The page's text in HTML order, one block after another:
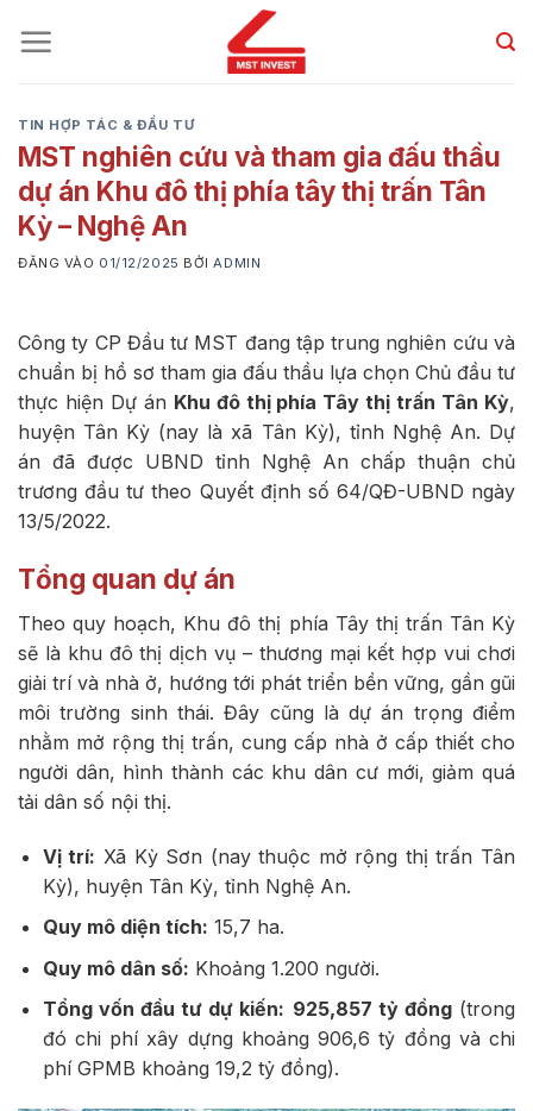
qua
TIN HỢP TÁC & ĐẦU TƯ
MST nghiên cứu và tham gia đấu thầu
dự án Khu đô thị phía tây thị trấn Tân
Kỳ – Nghệ An
ĐĂNG VÀO 01/12/2025 BỞIADMIN
Công ty CP Đầu tư MST đang tập trung nghiên cứu và
chuẩn bị hồ sơ tham gia đấu thầu lựa chọn Chủ đầu tư
thực hiện Dự án Khu đô thị phía Tây thị trấn Tân Kỳ,
huyện Tân Kỳ (nay là xã Tân Kỳ), tỉnh Nghệ An. Dự
án đã được UBND tỉnh Nghệ An chấp thuận chủ
trương đầu tư theo Quyết định số 64/QĐ-UBND ngày
13/5/2022.
Tổng quan dự án
Theo quy hoạch, Khu đô thị phía Tây thị trấn Tân Kỳ
sẽ là khu đô thị dịch vụ – thương mại kết hợp vui chơi
giải trí và nhà ở, hướng tới phát triển bền vững, gần gũi
môi trường sinh thái. Đây cũng là dự án trọng điểm
nhằm mở rộng thị trấn, cung cấp nhà ở cấp thiết cho
người dân, hình thành các khu dân cư mới, giảm quá
tải dân số nội thị.
Vị trí: Xã Kỳ Sơn (nay thuộc mở rộng thị trấn Tân
Kỳ), huyện Tân Kỳ, tỉnh Nghệ An.
Quy mô diện tích: 15,7 ha.
Quy mô dân số: Khoảng 1.200 người.
Tổng vốn đầu tư dự kiến: 925,857 tỷ đồng(trong
đó chi phí xây dựng khoảng 906,6 tỷ đồng và chi
phí GPMB khoảng 19,2 tỷ đồng).